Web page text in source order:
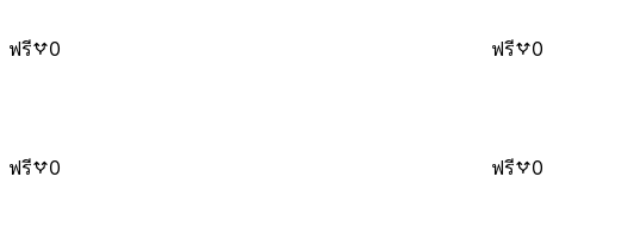
ฟรี 0 ฟรี 0
ฟรี 0 ฟรี 0